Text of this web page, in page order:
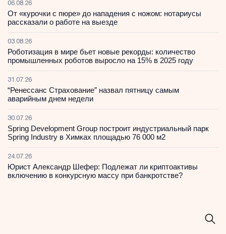
06.08.26
От «курочки с пюре» до нападения с ножом: нотариусы
рассказали о работе на выезде
03.08.26
Роботизация в мире бьет новые рекорды: количество
промышленных роботов выросло на 15% в 2025 году
31.07.26
“Ренессанс Страхование” назвал пятницу самым
аварийным днем недели
30.07.26
Spring Development Group построит индустриальный парк
Spring Industry в Химках площадью 76 000 м2
24.07.26
Юрист Александр Шефер: Подлежат ли криптоактивы
включению в конкурсную массу при банкротстве?